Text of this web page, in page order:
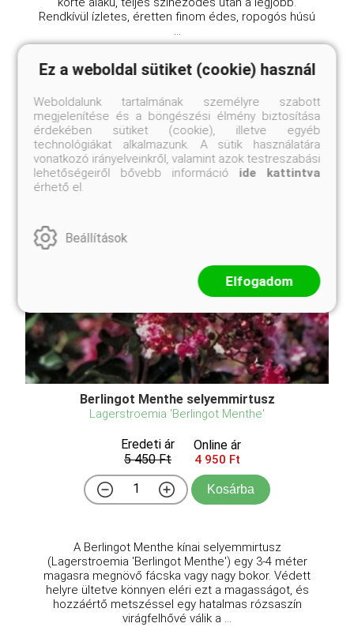
Rendkívül ízletes, éretten finom édes, ropogós húsú
...
Berlingot Menthe selyemmirtusz
Lagerstroemia 'Berlingot Menthe'
Eredeti ár
5 450 Ft
Online ár
4 950 Ft
Kosárba
A Berlingot Menthe kínai selyemmirtusz
(Lagerstroemia 'Berlingot Menthe') egy 3-4 méter
magasra megnövő fácska vagy nagy bokor. Védett
helyre ültetve könnyen eléri ezt a magasságot, és
hozzáértő metszéssel egy hatalmas rózsaszín
virágfelhővé válik a ...
Ez a weboldal sütiket (cookie) használ
Weboldalunk tartalmának személyre szabott
megjelenítése és a böngészési élmény biztosítása
érdekében sütiket (cookie), illetve egyéb
technológiákat alkalmazunk. A sütik használatára
vonatkozó irányelveinkről, valamint azok testreszabási
lehetőségeiről bővebb információ ide kattintva
érhető el.
Beállítások
Elfogadom